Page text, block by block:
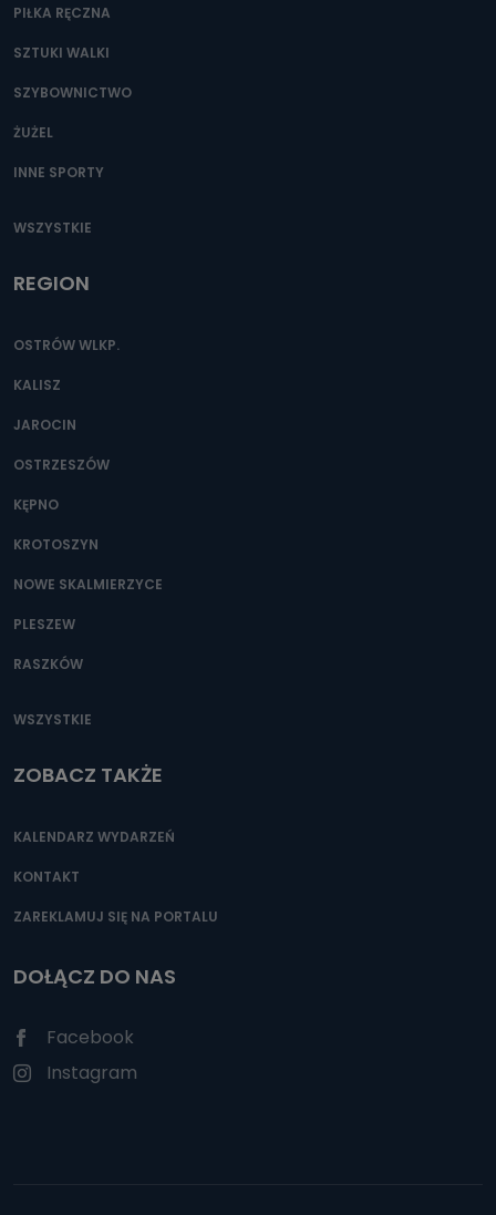
PIŁKA RĘCZNA
SZTUKI WALKI
SZYBOWNICTWO
ŻUŻEL
INNE SPORTY
WSZYSTKIE
REGION
OSTRÓW WLKP.
KALISZ
JAROCIN
OSTRZESZÓW
KĘPNO
KROTOSZYN
NOWE SKALMIERZYCE
PLESZEW
RASZKÓW
WSZYSTKIE
ZOBACZ TAKŻE
KALENDARZ WYDARZEŃ
KONTAKT
ZAREKLAMUJ SIĘ NA PORTALU
DOŁĄCZ DO NAS
Facebook
Instagram